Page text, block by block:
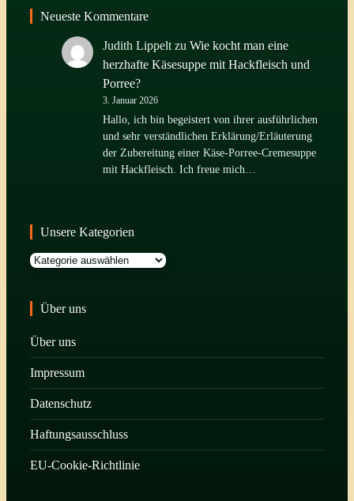
Neueste Kommentare
Judith Lippelt zu Wie kocht man eine
herzhafte Käsesuppe mit Hackfleisch und
Porree?
3. Januar 2026
Hallo, ich bin begeistert von ihrer ausführlichen
und sehr verständlichen Erklärung/Erläuterung
der Zubereitung einer Käse-Porree-Cremesuppe
mit Hackfleisch. Ich freue mich…
Unsere Kategorien
Kategorien
Über uns
Über uns
Impressum
Datenschutz
Haftungsausschluss
EU-Cookie-Richtlinie